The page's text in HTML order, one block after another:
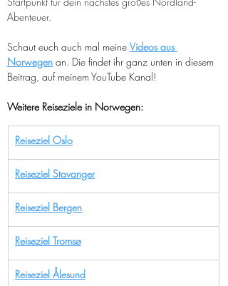
Abenteuer.
Schaut euch auch mal meine Videos aus
Norwegen an. Die findet ihr ganz unten in diesem
Beitrag, auf meinem YouTube Kanal!
Weitere Reiseziele in Norwegen:
Reiseziel Oslo
Reiseziel Stavanger
Reiseziel Bergen
Reiseziel Tromsø
Reiseziel Ålesund